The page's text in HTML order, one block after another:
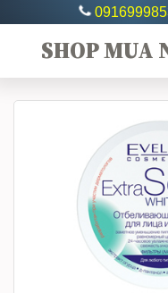
SHOP MUA